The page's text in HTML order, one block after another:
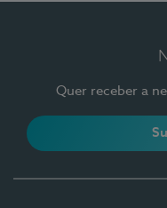
Quer receber a